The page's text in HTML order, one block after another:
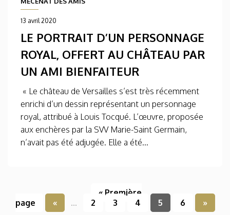
13 avril 2020
LE PORTRAIT D’UN PERSONNAGE
ROYAL, OFFERT AU CHÂTEAU PAR
UN AMI BIENFAITEUR
« Le château de Versailles s’est très récemment
enrichi d’un dessin représentant un personnage
royal, attribué à Louis Tocqué. L’œuvre, proposée
aux enchères par la SVV Marie-Saint Germain,
n’avait pas été adjugée. Elle a été...
« Première
page
« ... 2 3 4 5 6 »